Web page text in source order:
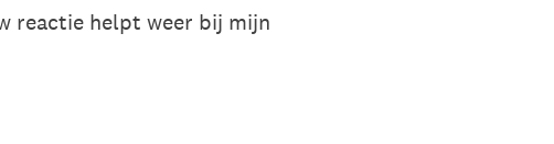
reactie helpt weer bij mijn